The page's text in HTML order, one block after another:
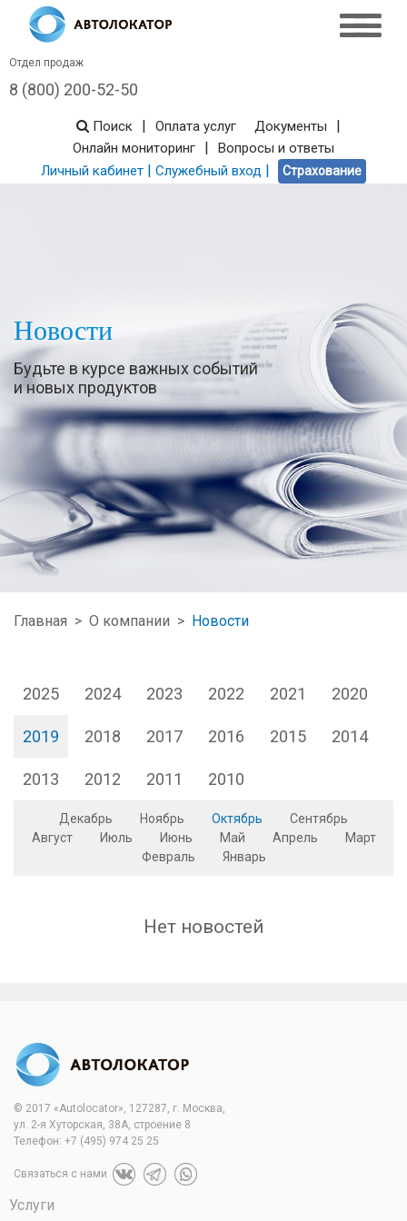
Отдел продаж
8 (800) 200-52-50
Поиск | Оплата услуг Документы |
Онлайн мониторинг |
Вопросы и ответы
Личный кабинет | Служебный вход | Страхование
Новости
Будьте в курсе важных событий
и новых продуктов
Главная > О компании > Новости
2025 2024 2023 2022 2021 2020
2019 2018 2017 2016 2015 2014
2013 2012 2011 2010
Декабрь Ноябрь Октябрь
Сентябрь
Август
Июль Июнь Май Апрель
Март
Февраль
Январь
Нет новостей
© 2017 «Autolocator», 127287, г. Москва,
ул. 2-я Хуторская, 38А, строение 8
Телефон: +7 (495) 974 25 25
Связаться с нами
Услуги